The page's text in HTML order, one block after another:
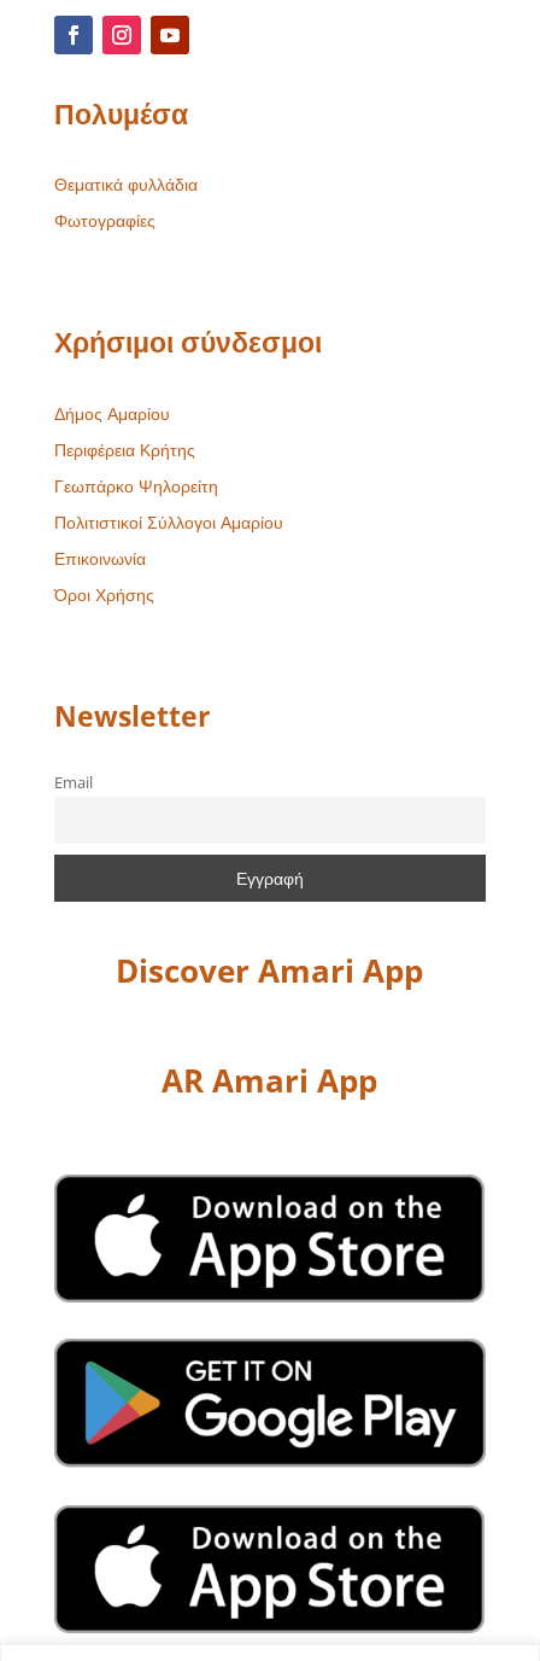
Πολυμέσα
Θεματικά φυλλάδια
Φωτογραφίες
Χρήσιμοι σύνδεσμοι
Δήμος Αμαρίου
Περιφέρεια Κρήτης
Γεωπάρκο Ψηλορείτη
Πολιτιστικοί Σύλλογοι Αμαρίου
Επικοινωνία
Όροι Χρήσης
Newsletter
Email
Discover Amari App
AR Amari App